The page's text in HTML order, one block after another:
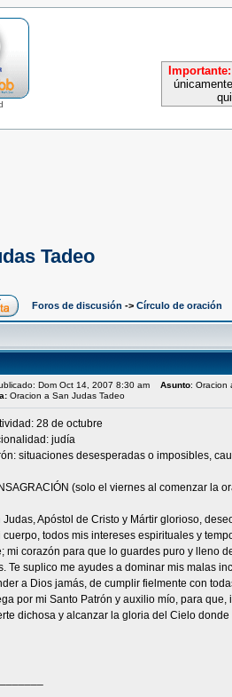
Importante:
Tadeo
Foros de discusión -> Círculo de oración
Dom Oct 14, 2007 8:30 am Asunto: Oracion
Oracion a San Judas Tadeo
28 de octubre
judía
situaciones desesperadas o imposibles,
(solo el viernes al comenzar la
Judas, Apóstol de Cristo y Mártir glorioso,
cuerpo, todos mis intereses espirituales y
mi corazón para que lo guardes puro y lleno
Te suplico me ayudes a dominar mis malas
a Dios jamás, de cumplir fielmente con
por mi Santo Patrón y auxilio mío, para
dichosa y alcanzar la gloria del Cielo